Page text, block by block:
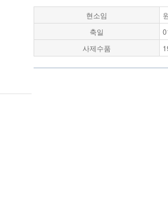
현소임
축일
사제수품